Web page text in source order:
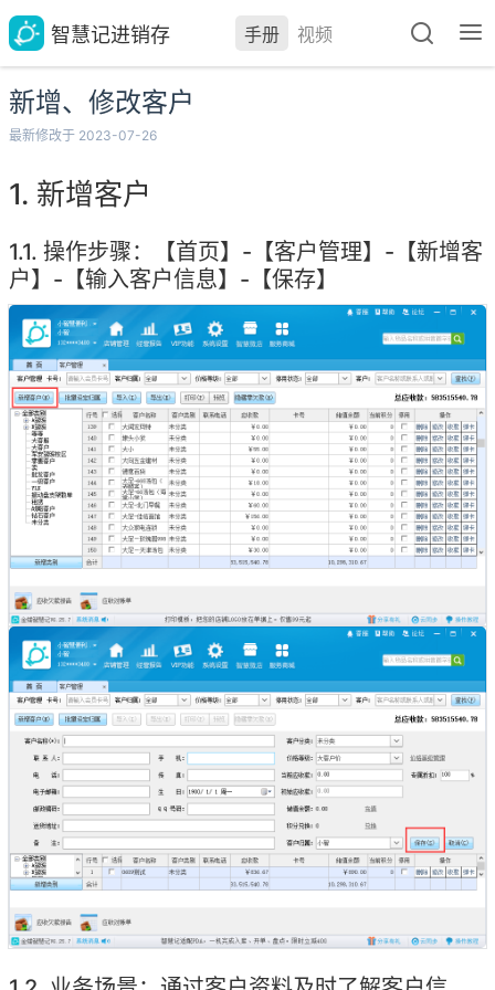
智慧记进销存 手册 视频
新增、修改客户
最新修改于 2023-07-26
新增客户
操作步骤：【首页】-【客户管理】-【新增客
户】-【输入客户信息】-【保存】